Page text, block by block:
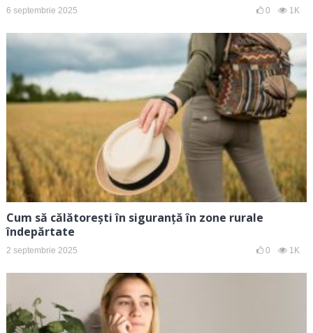
6 septembrie 2025 0 1K
Cum să călătorești în siguranță în zone rurale
îndepărtate
2 septembrie 2025 0 1K